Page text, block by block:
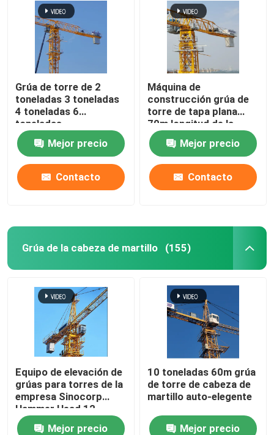
Grúa de torre de 2
toneladas 3 toneladas
4 toneladas 6
toneladas
Mejor precio
Contacto
Máquina de
construcción grúa de
torre de tapa plana
70m longitud de la
mandíbula
Mejor precio
Contacto
Grúa de la cabeza de martillo (155)
Equipo de elevación de
grúas para torres de la
empresa Sinocorp
Hammer Head 12
toneladas 16 toneladas
Mejor precio
10 toneladas 60m grúa
de torre de cabeza de
martillo auto-elegente
Mejor precio